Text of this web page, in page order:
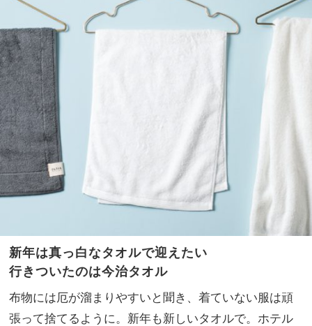
新年は真っ白なタオルで迎えたい
行きついたのは今治タオル
布物には厄が溜まりやすいと聞き、着ていない服は頑
張って捨てるように。新年も新しいタオルで。ホテル